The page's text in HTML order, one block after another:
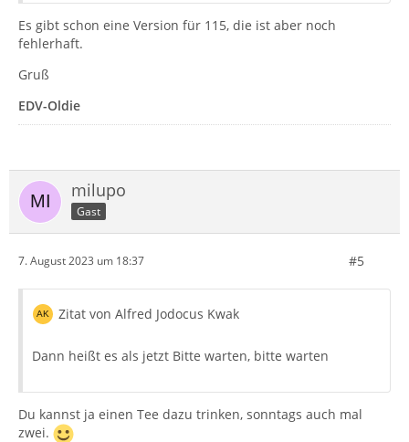
Es gibt schon eine Version für 115, die ist aber noch
fehlerhaft.
Gruß
EDV-Oldie
milupo
Gast
7. August 2023 um 18:37 #5
Zitat von Alfred Jodocus Kwak
Dann heißt es als jetzt Bitte warten, bitte warten
Du kannst ja einen Tee dazu trinken, sonntags auch mal
zwei.